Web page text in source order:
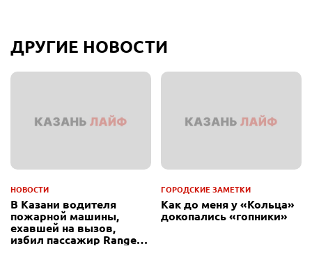
ДРУГИЕ НОВОСТИ
НОВОСТИ
В Казани водителя
пожарной машины,
ехавшей на вызов,
избил пассажир Range
ГОРОДСКИЕ ЗАМЕТКИ
Как до меня у «Кольца»
докопались «гопники»